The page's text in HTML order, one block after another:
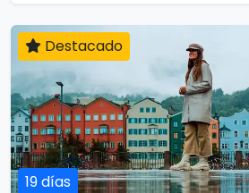
19 días
Destacado